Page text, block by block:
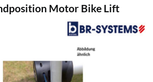
Motor Bike Lift